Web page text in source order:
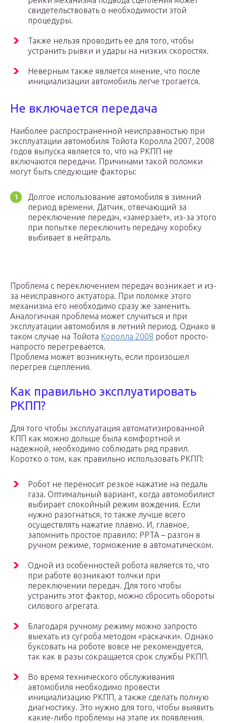
свидетельствовать о необходимости этой
процедуры.
Также нельзя проводить ее для того, чтобы
устранить рывки и удары на низких скоростях.
Неверным также является мнение, что после
инициализации автомобиль легче трогается.
Не включается передача
Наиболее распространенной неисправностью при
эксплуатации автомобиля Тойота Королла 2007, 2008
годов выпуска является то, что на РКПП не
включаются передачи. Причинами такой поломки
могут быть следующие факторы:
Долгое использование автомобиля в зимний
период времени. Датчик, отвечающий за
переключение передач, «замерзает», из-за этого
при попытке переключить передачу коробку
выбивает в нейтраль.
Проблема с переключением передач возникает и из-
за неисправного актуатора. При поломке этого
механизма его необходимо сразу же заменить.
Аналогичная проблема может случиться и при
эксплуатации автомобиля в летний период. Однако в
таком случае на Тойота Королла 2008 робот просто-
напросто перегревается.
Проблема может возникнуть, если произошел
перегрев сцепления.
Как правильно эксплуатировать
РКПП?
Для того чтобы эксплуатация автоматизированной
КПП как можно дольше была комфортной и
надежной, необходимо соблюдать ряд правил.
Коротко о том, как правильно использовать РКПП:
Робот не переносит резкое нажатие на педаль
газа. Оптимальный вариант, когда автомобилист
выбирает спокойный режим вождения. Если
нужно разогнаться, то также лучше всего
осуществлять нажатие плавно. И, главное,
запомнить простое правило: РРТА – разгон в
ручном режиме, торможение в автоматическом.
Одной из особенностей робота является то, что
при работе возникают толчки при
переключении передач. Для того чтобы
устранить этот фактор, можно сбросить обороты
силового агрегата.
Благодаря ручному режиму можно запросто
выехать из сугроба методом «раскачки». Однако
буксовать на роботе вовсе не рекомендуется,
так как в разы сокращается срок службы РКПП.
Во время технического обслуживания
автомобиля необходимо провести
инициализацию РКПП, а также сделать полную
диагностику. Это нужно для того, чтобы выявить
какие-либо проблемы на этапе их появления.